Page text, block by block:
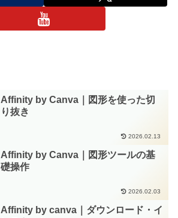
Affinity by Canva｜図形を使った切
り抜き
2026.02.13
Affinity by Canva｜図形ツールの基
礎操作
2026.02.03
Affinity by canva｜ダウンロード・イ